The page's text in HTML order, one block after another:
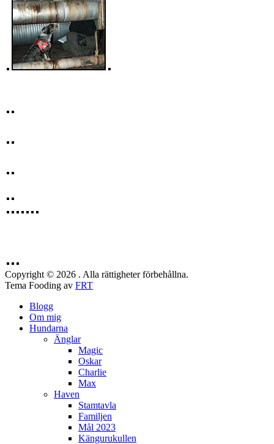
Copyright © 2026 . Alla rättigheter förbehållna.
Tema Fooding av FRT
Blogg
Om mig
Hundarna
Änglar
Magic
Oskar
Charlie
Max
Haven
Stamtavla
Familjen
Mål 2023
Kängurukullen